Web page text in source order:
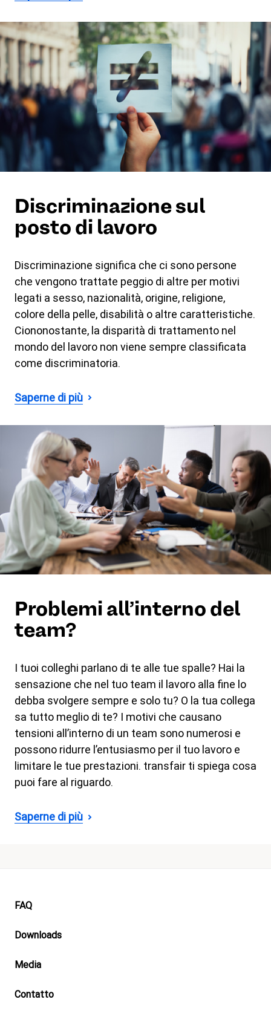
Discriminazione sul
posto di lavoro
Discriminazione significa che ci sono persone
che vengono trattate peggio di altre per motivi
legati a sesso, nazionalità, origine, religione,
colore della pelle, disabilità o altre caratteristiche.
Ciononostante, la disparità di trattamento nel
mondo del lavoro non viene sempre classificata
come discriminatoria.
Saperne di più
Problemi all’interno del
team?
I tuoi colleghi parlano di te alle tue spalle? Hai la
sensazione che nel tuo team il lavoro alla fine lo
debba svolgere sempre e solo tu? O la tua collega
sa tutto meglio di te? I motivi che causano
tensioni all’interno di un team sono numerosi e
possono ridurre l’entusiasmo per il tuo lavoro e
limitare le tue prestazioni. transfair ti spiega cosa
puoi fare al riguardo.
Saperne di più
Footer
FAQ
Downloads
Media
Contatto